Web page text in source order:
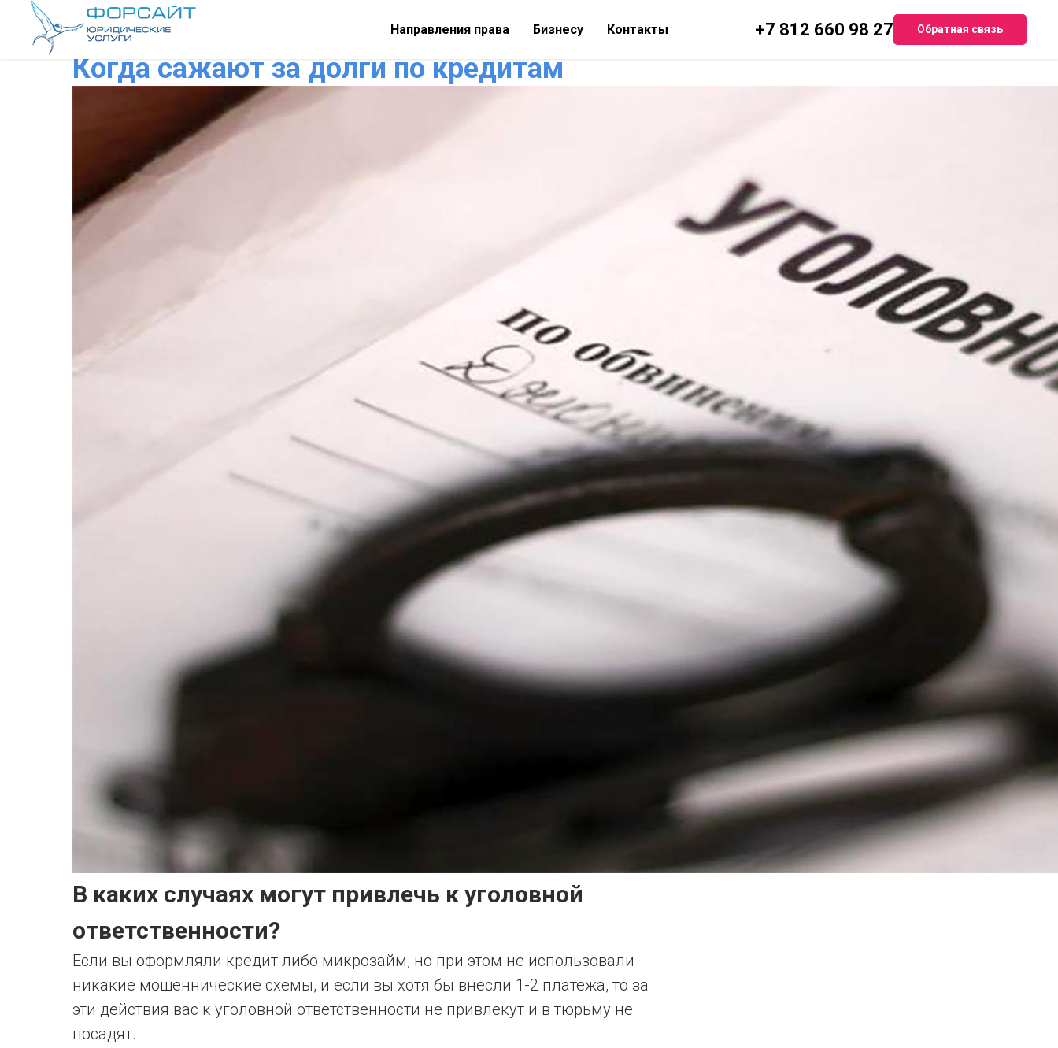
Направления права Бизнесу Контакты +7 812 660 98 27 Обратная связь
Когда сажают за долги по кредитам
В каких случаях могут привлечь к уголовной
ответственности?
Если вы оформляли кредит либо микрозайм, но при этом не использовали
никакие мошеннические схемы, и если вы хотя бы внесли 1-2 платежа, то за
эти действия вас к уголовной ответственности не привлекут и в тюрьму не
посадят.